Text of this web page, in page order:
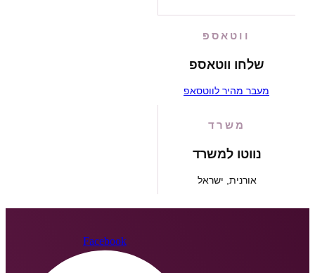
ווטאספ
שלחו ווטאספ
מעבר מהיר לווטסאפ
משרד
נווטו למשרד
אורנית, ישראל
Facebook